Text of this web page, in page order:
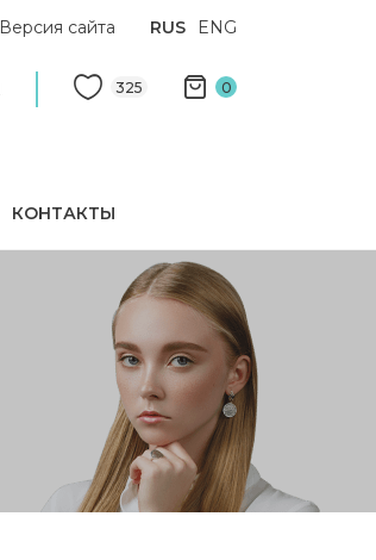
Версия сайта RUS ENG
325 0
КОНТАКТЫ